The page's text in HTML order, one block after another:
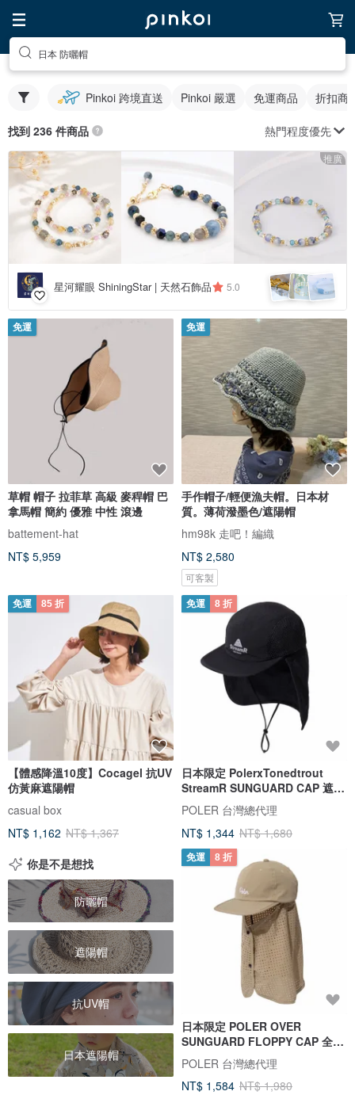
日本 防曬帽
Pinkoi 跨境直送 Pinkoi 嚴選 免運商品 折扣商
找到 236 件商品 熱門程度優先
推廣
星河耀眼 ShiningStar | 天然石飾品 5.0
免運
草帽 帽子 拉菲草 高級 麥稈帽 巴
拿馬帽 簡約 優雅 中性 滾邊
battement-hat
NT$ 5,959
免運
手作帽子/輕便漁夫帽。日本材
質。薄荷潑墨色/遮陽帽
hm98k 走吧！編織
NT$ 2,580
可客製
免運 85 折
【體感降溫10度】Cocagel 抗UV
仿黃麻遮陽帽
casual box
NT$ 1,162 NT$ 1,367
免運 8 折
日本限定 PolerxTonedtrout
StreamR SUNGUARD CAP 遮陽
機能帽 黑
POLER 台灣總代理
NT$ 1,344 NT$ 1,680
你是不是想找
防曬帽
遮陽帽
抗UV帽
日本遮陽帽
免運 8 折
日本限定 POLER OVER
SUNGUARD FLOPPY CAP 全罩
式防曬遮頸帽 米
POLER 台灣總代理
NT$ 1,584 NT$ 1,980